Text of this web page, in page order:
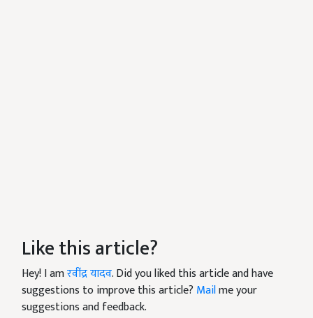
Like this article?
Hey! I amरवींद्र यादव. Did you liked this article and have
suggestions to improve this article? Mailme your
suggestions and feedback.